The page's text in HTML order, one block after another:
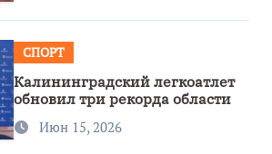
СПОРТ
Калининградский легкоатлет
обновил три рекорда области
Июн 15, 2026